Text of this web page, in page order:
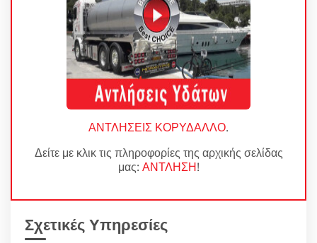
ΑΝΤΛΗΣΕΙΣ ΚΟΡΥΔΑΛΛΟ.
Δείτε με κλικ τις πληροφορίες της αρχικής σελίδας
μας: ΑΝΤΛΗΣΗ!
Σχετικές Υπηρεσίες